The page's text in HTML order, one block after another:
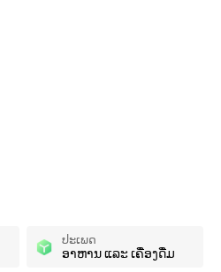
ປະເພດ
ອາຫານ ແລະ ເຄື່ອງດື່ມ